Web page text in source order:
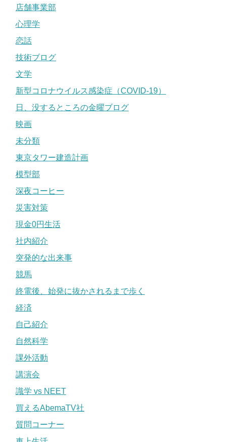
店舗事業部
心理学
恋話
技術ブログ
文学
新型コロナウイルス感染症（COVID-19）
日、没するところの金曜ブログ
映画
未分類
東京タワー建造計画
模型部
深夜コーヒー
災害対策
現金0円生活
社内紹介
突発的な出来事
競馬
終電後、始発に抜かされるまで歩く
経済
自己紹介
自然科学
課外活動
講演会
識学 vs NEET
買えるAbemaTV社
質問コーナー